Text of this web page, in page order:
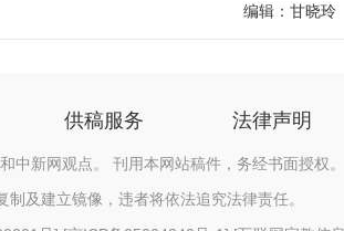
编辑：甘晓玲
供稿服务 法律声明
中新网观点。 刊用本网站稿件，务经书面授权。
及建立镜像，违者将依法追究法律责任。